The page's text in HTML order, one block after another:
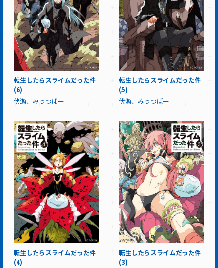
転生したらスライムだった件
(6)
伏瀬、みっつばー
転生したらスライムだった件
(5)
伏瀬、みっつばー
転生したらスライムだった件
(4)
転生したらスライムだった件
(3)